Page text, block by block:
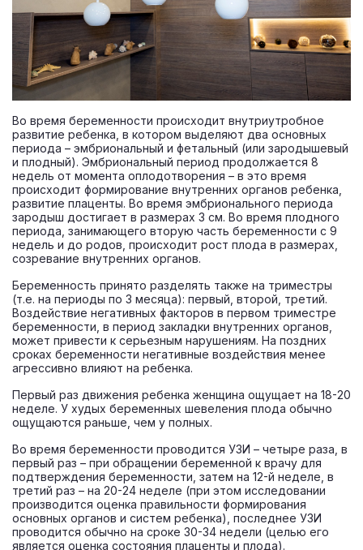
Во время беременности происходит внутриутробное
развитие ребенка, в котором выделяют два основных
периода – эмбриональный и фетальный (или зародышевый
и плодный). Эмбриональный период продолжается 8
недель от момента оплодотворения – в это время
происходит формирование внутренних органов ребенка,
развитие плаценты. Во время эмбрионального периода
зародыш достигает в размерах 3 см. Во время плодного
периода, занимающего вторую часть беременности с 9
недель и до родов, происходит рост плода в размерах,
созревание внутренних органов.
Беременность принято разделять также на триместры
(т.е. на периоды по 3 месяца): первый, второй, третий.
Воздействие негативных факторов в первом триместре
беременности, в период закладки внутренних органов,
может привести к серьезным нарушениям. На поздних
сроках беременности негативные воздействия менее
агрессивно влияют на ребенка.
Первый раз движения ребенка женщина ощущает на 18-20
неделе. У худых беременных шевеления плода обычно
ощущаются раньше, чем у полных.
Во время беременности проводится УЗИ – четыре раза, в
первый раз – при обращении беременной к врачу для
подтверждения беременности, затем на 12-й неделе, в
третий раз – на 20-24 неделе (при этом исследовании
производится оценка правильности формирования
основных органов и систем ребенка), последнее УЗИ
проводится обычно на сроке 30-34 недели (целью его
является оценка состояния плаценты и плода).